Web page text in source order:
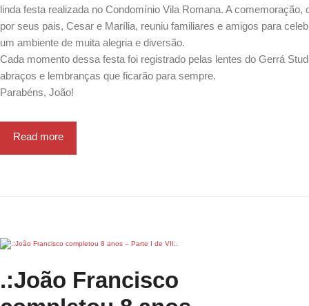
linda festa realizada no Condomínio Vila Romana. A comemoração,
por seus pais, Cesar e Marília, reuniu familiares e amigos para
um ambiente de muita alegria e diversão.
Cada momento dessa festa foi registrado pelas lentes do Gerrá
abraços e lembranças que ficarão para sempre.
Parabéns, João!
Read more
.:João Francisco